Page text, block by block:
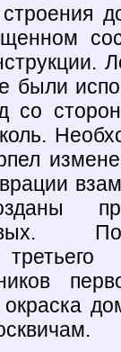
были
со